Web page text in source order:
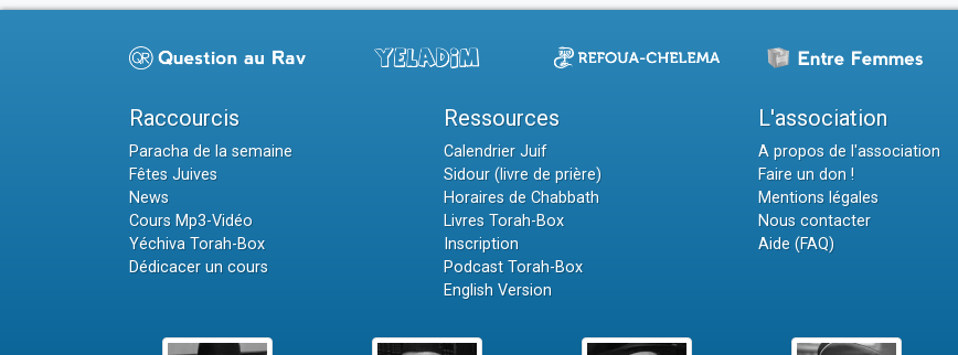
Raccourcis
Paracha de la semaine
Fêtes Juives
News
Cours Mp3-Vidéo
Yéchiva Torah-Box
Dédicacer un cours
Ressources
Calendrier Juif
Sidour (livre de prière)
Horaires de Chabbath
Livres Torah-Box
Inscription
Podcast Torah-Box
English Version
L'association
A propos de l'association
Faire un don !
Mentions légales
Nous contacter
Aide (FAQ)